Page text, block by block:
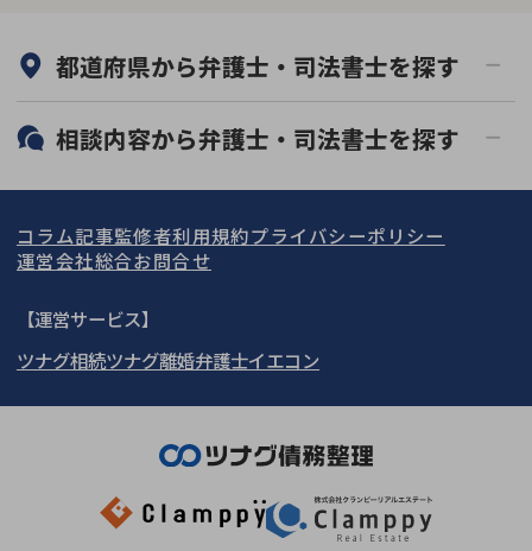
初回相談無料
土日祝の相談可能
都道府県から弁護士・司法書士を探す
北海道・東北
北海道 青森県
岩手県 宮城県
秋田県
福島県
関東
東京都 神奈川県
埼玉県
茨城県 群馬県
東海
愛知県
岐阜県 山梨県
関西
大阪府 京都府
奈良県
和歌山県
北陸・甲信越
石川県
富山県
岡山県
九州・沖縄
相談内容から弁護士・司法書士を探す
任意整理
個人再生
会社破産・法人破産
消費者金融・サラ金
カードローン・クレジッ
ト会社
奨学金
コラム記事監修者利用規約プライバシーポリシー
運営会社総合お問合せ
【運営サービス】
ツナグ相続ツナグ離婚弁護士イエコン